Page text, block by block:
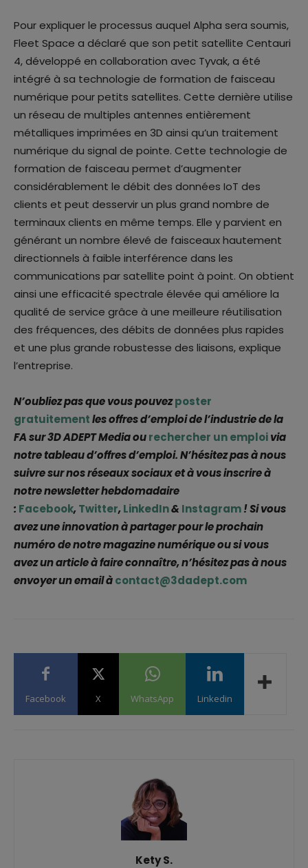
Pour expliquer le processus auquel Alpha sera soumis,
Fleet Space a déclaré que son petit satellite Centauri
4, développé en collaboration avec Tyvak, a été
intégré à sa technologie de formation de faisceau
numérique pour petits satellites. Cette dernière utilise
un réseau de multiples antennes entièrement
métalliques imprimées en 3D ainsi qu’un traitement
numérique du signal de pointe. Cette technologie de
formation de faisceau permet d’augmenter
considérablement le débit des données IoT des
clients et peut desservir un plus grand nombre de
terminaux clients en même temps. Elle y parvient en
générant un nombre élevé de faisceaux hautement
directionnels à faible interférence dans les
communications par satellite point à point. On obtient
ainsi une efficacité spectrale élevée qui améliore la
qualité de service grâce à une meilleure réutilisation
des fréquences, des débits de données plus rapides
et une plus grande robustesse des liaisons, explique
l’entreprise.
N’oubliez pas que vous pouvezposter
gratuitementles offres d’emploi de l’industrie de la
FA sur 3D ADEPT Media ourechercher un emploivia
notre tableau d’offres d’emploi. N’hésitez pas à nous
suivre sur nos réseaux sociaux et à vous inscrire à
notre newsletter hebdomadaire
: Facebook,Twitter,LinkedIn& Instagram! Si vous
avez une innovation à partager pour le prochain
numéro de notre magazine numérique ou si vous
avez un article à faire connaître, n’hésitez pas à nous
envoyer un email àcontact@3dadept.com
Facebook X WhatsApp Linkedin
Kety S.